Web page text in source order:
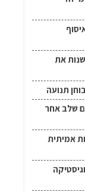
את
תנועה
שלב אחר
אמיתית